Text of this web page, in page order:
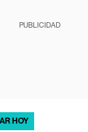
PUBLICIDAD
HOY